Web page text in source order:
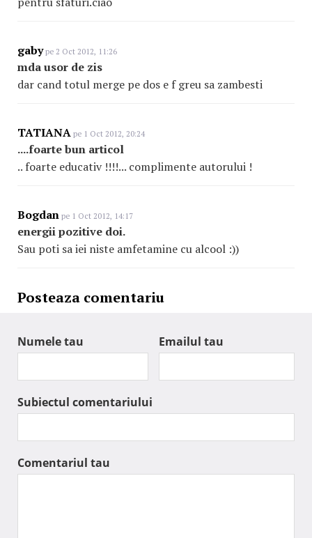
gabype 2 Oct 2012, 11:26
mda usor de zis
dar cand totul merge pe dos e f greu sa zambesti
TATIANA pe 1 Oct 2012, 20:24
....foarte bun articol
.. foarte educativ !!!!... complimente autorului !
Bogdan pe 1 Oct 2012, 14:17
energii pozitive doi.
Sau poti sa iei niste amfetamine cu alcool :))
Posteaza comentariu
Numele tau Emailul tau
Subiectul comentariului
Comentariul tau